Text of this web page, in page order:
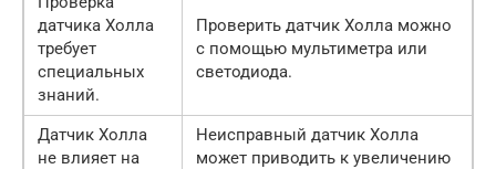
датчика Холла
требует
специальных
знаний.
Проверить датчик Холла можно
с помощью мультиметра или
светодиода.
Датчик Холла
не влияет на
Неисправный датчик Холла
может приводить к увеличению